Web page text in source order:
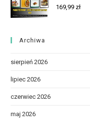
169,99 zł
Archiwa
sierpień 2026
lipiec 2026
czerwiec 2026
maj 2026